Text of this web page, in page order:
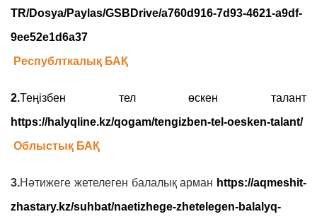
TR/Dosya/Paylas/GSBDrive/a760d916-7d93-4621-a9df-
9ee52e1d6a37
Республткалық БАҚ
2.Теңізбен тел өскен талант
https://halyqline.kz/qogam/tengizben-tel-oesken-talant/
Облыстық БАҚ
3.Нәтижеге жетелеген балалық арман https://aqmeshit-
zhastary.kz/suhbat/naetizhege-zhetelegen-balalyq-